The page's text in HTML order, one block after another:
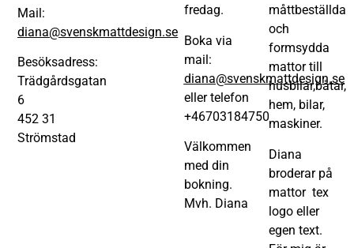
Mail:
diana@svenskmattdesign.se
Besöksadress:
Trädgårdsgatan
6
452 31
Strömstad
fredag.
Boka via
mail:
diana@svenskmattdesign.se
eller telefon
+46703184750
Välkommen
med din
bokning.
Mvh. Diana
måttbeställda
och
formsydda
mattor till
husbilar,båtar,
hem, bilar,
maskiner.
Diana
broderar på
mattor tex
logo eller
egen text.